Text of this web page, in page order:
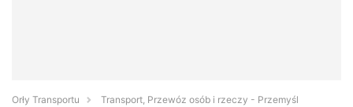
Orły Transportu
Transport, Przewóz osób i rzeczy - Przemyśl